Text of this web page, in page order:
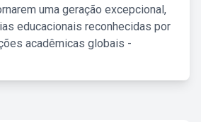
uma geração excepcional,
educacionais reconhecidas por
acadêmicas globais -